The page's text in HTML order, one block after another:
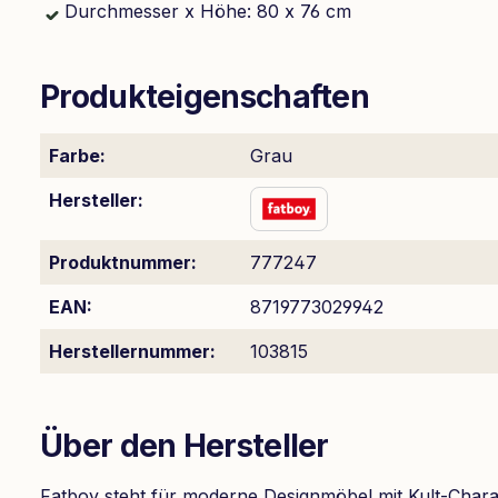
Durchmesser x Höhe: 80 x 76 cm
Produkteigenschaften
Farbe:
Grau
Hersteller:
Produktnummer:
777247
EAN:
8719773029942
Herstellernummer:
103815
Über den Hersteller